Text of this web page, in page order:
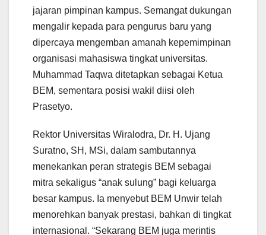
jajaran pimpinan kampus. Semangat dukungan
mengalir kepada para pengurus baru yang
dipercaya mengemban amanah kepemimpinan
organisasi mahasiswa tingkat universitas.
Muhammad Taqwa ditetapkan sebagai Ketua
BEM, sementara posisi wakil diisi oleh
Prasetyo.
Rektor Universitas Wiralodra, Dr. H. Ujang
Suratno, SH, MSi, dalam sambutannya
menekankan peran strategis BEM sebagai
mitra sekaligus “anak sulung” bagi keluarga
besar kampus. Ia menyebut BEM Unwir telah
menorehkan banyak prestasi, bahkan di tingkat
internasional. “Sekarang BEM juga merintis